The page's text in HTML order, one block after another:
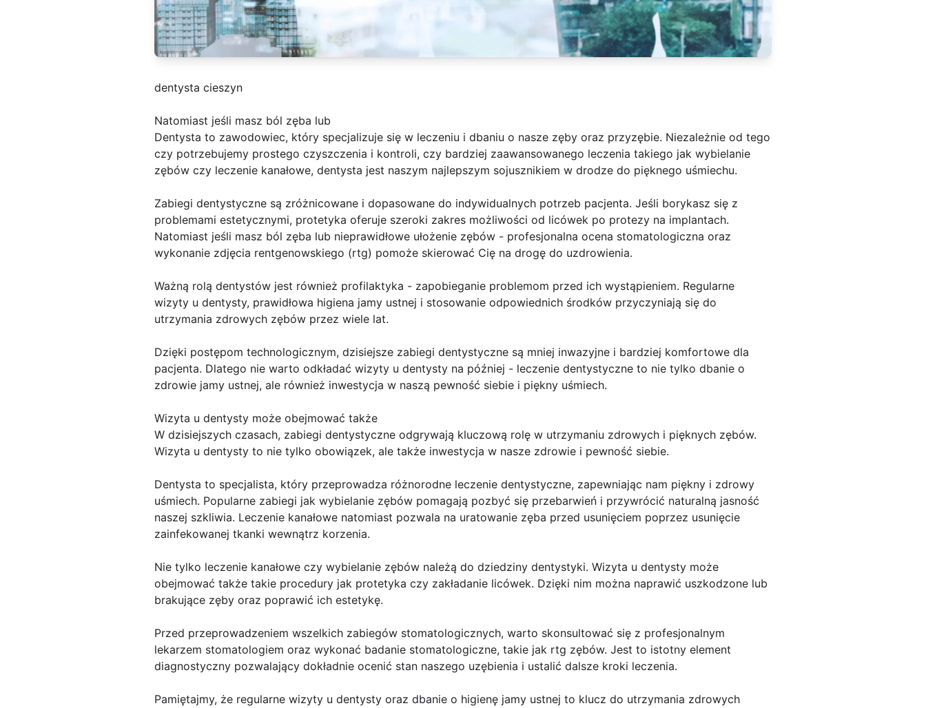
dentysta cieszyn
Natomiast jeśli masz ból zęba lub
Dentysta to zawodowiec, który specjalizuje się w leczeniu i dbaniu o nasze zęby oraz przyzębie. Niezależnie od tego
czy potrzebujemy prostego czyszczenia i kontroli, czy bardziej zaawansowanego leczenia takiego jak wybielanie
zębów czy leczenie kanałowe, dentysta jest naszym najlepszym sojusznikiem w drodze do pięknego uśmiechu.
Zabiegi dentystyczne są zróżnicowane i dopasowane do indywidualnych potrzeb pacjenta. Jeśli borykasz się z
problemami estetycznymi, protetyka oferuje szeroki zakres możliwości od licówek po protezy na implantach.
Natomiast jeśli masz ból zęba lub nieprawidłowe ułożenie zębów - profesjonalna ocena stomatologiczna oraz
wykonanie zdjęcia rentgenowskiego (rtg) pomoże skierować Cię na drogę do uzdrowienia.
Ważną rolą dentystów jest również profilaktyka - zapobieganie problemom przed ich wystąpieniem. Regularne
wizyty u dentysty, prawidłowa higiena jamy ustnej i stosowanie odpowiednich środków przyczyniają się do
utrzymania zdrowych zębów przez wiele lat.
Dzięki postępom technologicznym, dzisiejsze zabiegi dentystyczne są mniej inwazyjne i bardziej komfortowe dla
pacjenta. Dlatego nie warto odkładać wizyty u dentysty na później - leczenie dentystyczne to nie tylko dbanie o
zdrowie jamy ustnej, ale również inwestycja w naszą pewność siebie i piękny uśmiech.
Wizyta u dentysty może obejmować także
W dzisiejszych czasach, zabiegi dentystyczne odgrywają kluczową rolę w utrzymaniu zdrowych i pięknych zębów.
Wizyta u dentysty to nie tylko obowiązek, ale także inwestycja w nasze zdrowie i pewność siebie.
Dentysta to specjalista, który przeprowadza różnorodne leczenie dentystyczne, zapewniając nam piękny i zdrowy
uśmiech. Popularne zabiegi jak wybielanie zębów pomagają pozbyć się przebarwień i przywrócić naturalną jasność
naszej szkliwia. Leczenie kanałowe natomiast pozwala na uratowanie zęba przed usunięciem poprzez usunięcie
zainfekowanej tkanki wewnątrz korzenia.
Nie tylko leczenie kanałowe czy wybielanie zębów należą do dziedziny dentystyki. Wizyta u dentysty może
obejmować także takie procedury jak protetyka czy zakładanie licówek. Dzięki nim można naprawić uszkodzone lub
brakujące zęby oraz poprawić ich estetykę.
Przed przeprowadzeniem wszelkich zabiegów stomatologicznych, warto skonsultować się z profesjonalnym
lekarzem stomatologiem oraz wykonać badanie stomatologiczne, takie jak rtg zębów. Jest to istotny element
diagnostyczny pozwalający dokładnie ocenić stan naszego uzębienia i ustalić dalsze kroki leczenia.
Pamiętajmy, że regularne wizyty u dentysty oraz dbanie o higienę jamy ustnej to klucz do utrzymania zdrowych